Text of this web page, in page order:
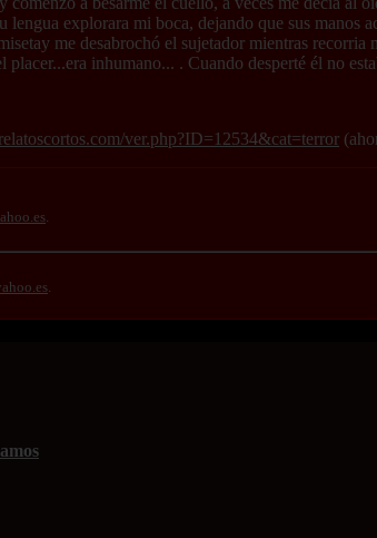
explorara mi boca, dejando que sus manos
me desabrochó el sujetador mientras
inhumano... . Cuando desperté él no
ver.php?ID=12534&cat=terror